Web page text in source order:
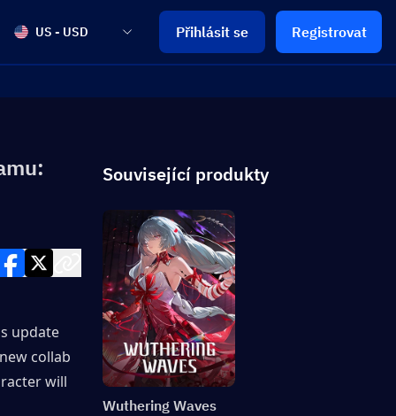
US - USD Přihlásit se Registrovat
update
collab
will
Související produkty
Wuthering Waves